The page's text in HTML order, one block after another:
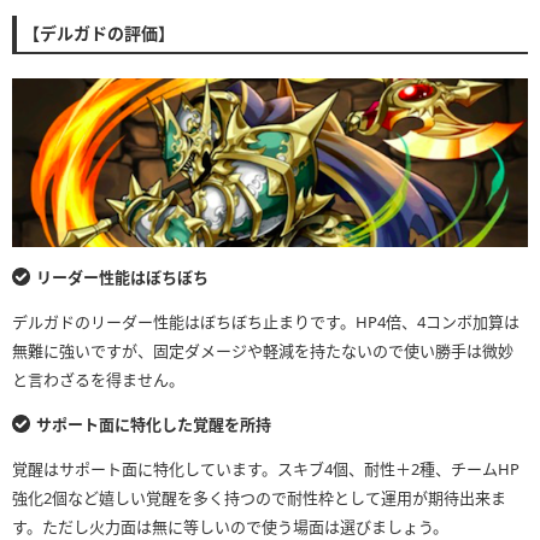
【デルガドの評価】
リーダー性能はぼちぼち
デルガドのリーダー性能はぼちぼち止まりです。HP4倍、4コンボ加算は
無難に強いですが、固定ダメージや軽減を持たないので使い勝手は微妙
と言わざるを得ません。
サポート面に特化した覚醒を所持
覚醒はサポート面に特化しています。スキブ4個、耐性＋2種、チームHP
強化2個など嬉しい覚醒を多く持つので耐性枠として運用が期待出来ま
す。ただし火力面は無に等しいので使う場面は選びましょう。